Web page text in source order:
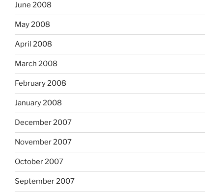
June 2008
May 2008
April 2008
March 2008
February 2008
January 2008
December 2007
November 2007
October 2007
September 2007